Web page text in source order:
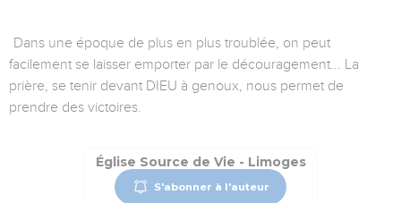
Dans une époque de plus en plus troublée, on peut
facilement se laisser emporter par le découragement... La
prière, se tenir devant DIEU à genoux, nous permet de
prendre des victoires.
Église Source de Vie - Limoges
S'abonner à l'auteur